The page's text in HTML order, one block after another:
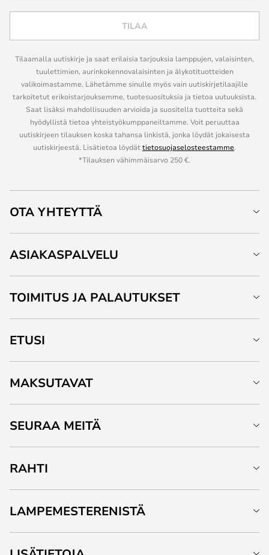
TILAA
Tilaamalla uutiskirje ja saat erilaisia tarjouksia lamppujen, valaisinten,
tuulettimien, aurinkokennovalaisinten ja älykotituotteiden
valikoimastamme. Lähetämme sinulle myös vain uutiskirjetilaajille
tarkoitetut erikoistarjouksemme, tuotesuosituksia ja tietoa uutuuksista.
Saat lisäksi mahdollisuuden arvioida ja suositella tuotteita sekä
hyödyllistä tietoa yhteistyökumppaneiltamme. Voit peruuttaa
uutiskirjeen tilauksen koska tahansa linkistä, jonka löydät jokaisesta
uutiskirjeestä. Lisätietoa löydättietosuojaselosteestamme.
*Tilauksen vähimmäisarvo 250 €.
OTA YHTEYTTÄ
ASIAKASPALVELU
TOIMITUS JA PALAUTUKSET
ETUSI
MAKSUTAVAT
SEURAA MEITÄ
RAHTI
LAMPEMESTERENISTÄ